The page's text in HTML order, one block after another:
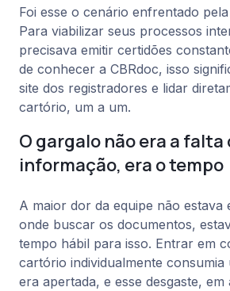
Foi esse o cenário enfrentado pela
Para viabilizar seus processos
precisava emitir certidões
de conhecer a CBRdoc, isso
site dos registradores e lidar
cartório, um a um.
O gargalo não era a falta
informação, era o tempo
A maior dor da equipe não estava
onde buscar os documentos,
tempo hábil para isso. Entrar em
cartório individualmente consumia
era apertada, e esse desgaste, em